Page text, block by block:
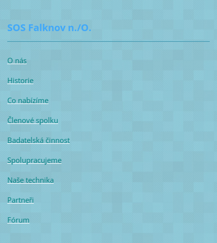
SOS Falknov n./O.
O nás
Historie
Co nabízíme
Členové spolku
Badatelská činnost
Spolupracujeme
Naše technika
Partneři
Fórum